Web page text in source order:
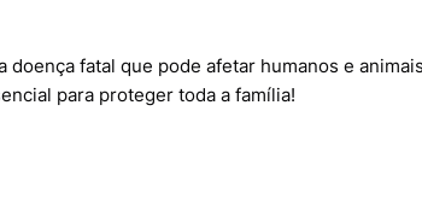
doença fatal que pode afetar humanos e
para proteger toda a família!